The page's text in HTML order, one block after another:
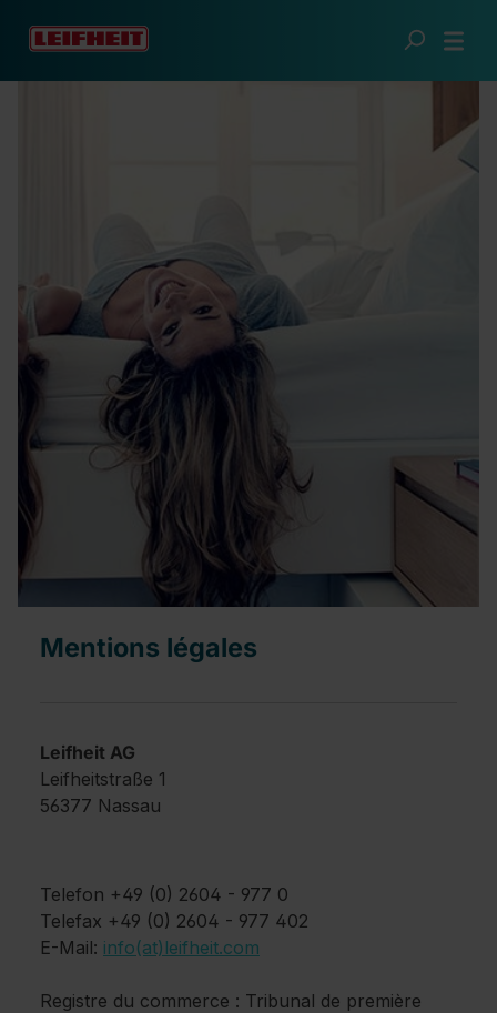
Passer au contenu principal
Mentions légales
Leifheit AG
Leifheitstraße 1
56377 Nassau
Telefon +49 (0) 2604 - 977 0
Telefax +49 (0) 2604 - 977 402
E-Mail: info(at)leifheit.com
Registre du commerce : Tribunal de première